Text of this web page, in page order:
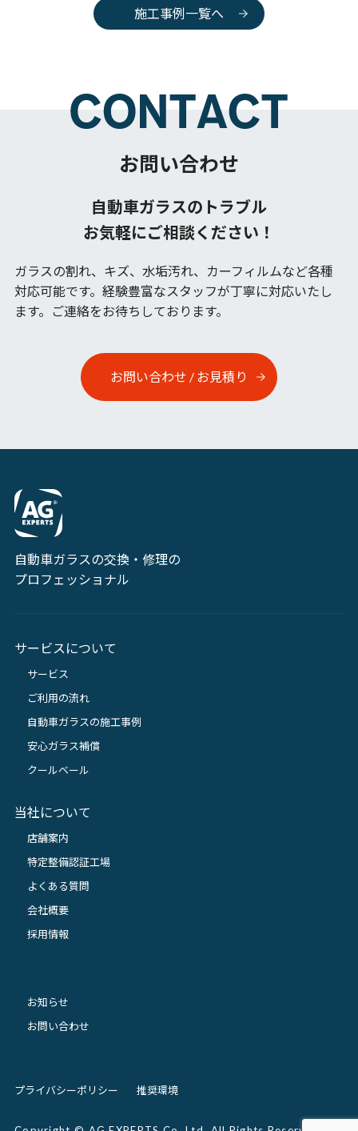
施工事例一覧へ
お問い合わせ
自動車ガラスのトラブル
お気軽にご相談ください！
ガラスの割れ、キズ、水垢汚れ、カーフィルムなど各種
対応可能です。 経験豊富なスタッフが丁寧に対応いたし
ます。ご連絡をお待ちしております。
お問い合わせ / お見積り
自動車ガラスの交換・修理の
プロフェッショナル
サービスについて
サービス
ご利用の流れ
自動車ガラスの施工事例
安心ガラス補償
クールベール
当社について
店舗案内
特定整備認証工場
よくある質問
会社概要
採用情報
お知らせ
お問い合わせ
プライバシーポリシー 推奨環境